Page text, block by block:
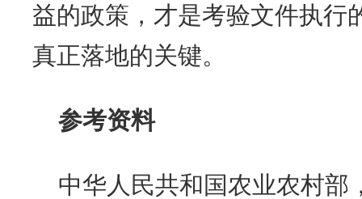
益的政策，才是考验文件执行
真正落地的关键。
参考资料
中华人民共和国农业农村部